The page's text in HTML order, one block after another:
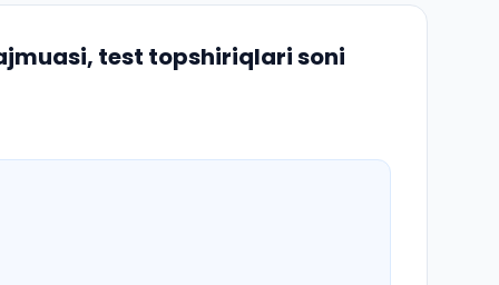
test topshiriqlari soni